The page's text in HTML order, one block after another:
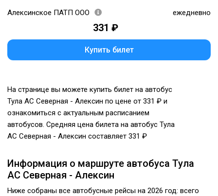
Алексинское ПАТП ООО ежедневно
331 ₽
Купить билет
На странице вы можете купить билет на автобус
Тула АС Северная - Алексин по цене от 331 ₽ и
ознакомиться с актуальным расписанием
автобусов. Средняя цена билета на автобус Тула
АС Северная - Алексин составляет 331 ₽
Информация о маршруте автобуса Тула
АС Северная - Алексин
Ниже собраны все автобусные рейсы на 2026 год: всего